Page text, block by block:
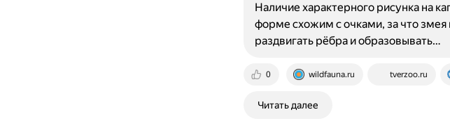
0 wildfauna.ru tverzoo.ru
Наличие характерного рисунка на
форме схожим с очками, за что змея
раздвигать рёбра и образовывать…
Читать далее